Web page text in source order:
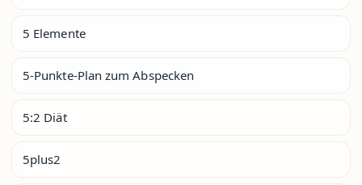
5 Elemente
5-Punkte-Plan zum Abspecken
5:2 Diät
5plus2